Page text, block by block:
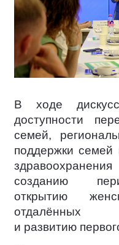
В ходе
доступности
семей,
поддержки
созданию
открытию
отдалённых
и развитию